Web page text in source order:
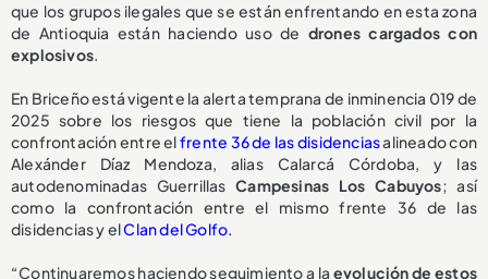
que los grupos ilegales que se están enfrentando en esta zona
de Antioquia están haciendo uso de drones cargados con
explosivos.
En Briceño está vigente la alerta temprana de inminencia 019 de
2025 sobre los riesgos que tiene la población civil por la
confrontación entre elfrente 36 de las disidenciasalineado con
Alexánder Díaz Mendoza, alias Calarcá Córdoba, y las
autodenominadas GuerrillasCampesinas Los Cabuyos; así
como la confrontación entre el mismo frente 36 de las
disidencias y elClan del Golfo.
“Continuaremos haciendo seguimiento a la evolución de estos